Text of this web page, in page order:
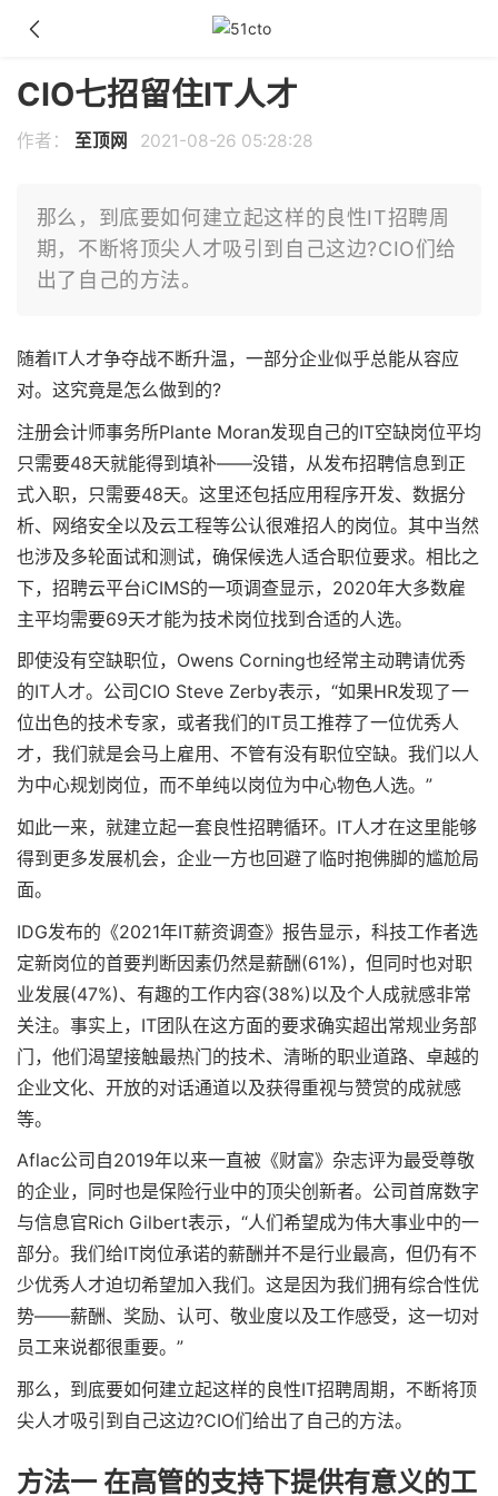
CIO七招留住IT人才
作者： 至顶网 2021-08-26 05:28:28
那么，到底要如何建立起这样的良性IT招聘周
期，不断将顶尖人才吸引到自己这边?CIO们给
出了自己的方法。
随着IT人才争夺战不断升温，一部分企业似乎总能从容应
对。这究竟是怎么做到的?
注册会计师事务所Plante Moran发现自己的IT空缺岗位平均
只需要48天就能得到填补——没错，从发布招聘信息到正
式入职，只需要48天。这里还包括应用程序开发、数据分
析、网络安全以及云工程等公认很难招人的岗位。其中当然
也涉及多轮面试和测试，确保候选人适合职位要求。相比之
下，招聘云平台iCIMS的一项调查显示，2020年大多数雇
主平均需要69天才能为技术岗位找到合适的人选。
即使没有空缺职位，Owens Corning也经常主动聘请优秀
的IT人才。公司CIO Steve Zerby表示，“如果HR发现了一
位出色的技术专家，或者我们的IT员工推荐了一位优秀人
才，我们就是会马上雇用、不管有没有职位空缺。我们以人
为中心规划岗位，而不单纯以岗位为中心物色人选。”
如此一来，就建立起一套良性招聘循环。IT人才在这里能够
得到更多发展机会，企业一方也回避了临时抱佛脚的尴尬局
面。
IDG发布的《2021年IT薪资调查》报告显示，科技工作者选
定新岗位的首要判断因素仍然是薪酬(61%)，但同时也对职
业发展(47%)、有趣的工作内容(38%)以及个人成就感非常
关注。事实上，IT团队在这方面的要求确实超出常规业务部
门，他们渴望接触最热门的技术、清晰的职业道路、卓越的
企业文化、开放的对话通道以及获得重视与赞赏的成就感
等。
Aflac公司自2019年以来一直被《财富》杂志评为最受尊敬
的企业，同时也是保险行业中的顶尖创新者。公司首席数字
与信息官Rich Gilbert表示，“人们希望成为伟大事业中的一
部分。我们给IT岗位承诺的薪酬并不是行业最高，但仍有不
少优秀人才迫切希望加入我们。这是因为我们拥有综合性优
势——薪酬、奖励、认可、敬业度以及工作感受，这一切对
员工来说都很重要。”
那么，到底要如何建立起这样的良性IT招聘周期，不断将顶
尖人才吸引到自己这边?CIO们给出了自己的方法。
方法一 在高管的支持下提供有意义的工